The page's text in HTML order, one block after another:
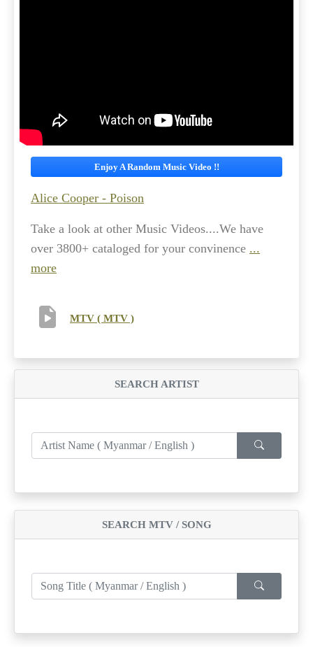
Enjoy A Random Music Video !!
Alice Cooper - Poison
Take a look at other Music Videos....We have
over 3800+ cataloged for your convinence ...
more
MTV ( MTV )
SEARCH ARTIST
SEARCH MTV / SONG